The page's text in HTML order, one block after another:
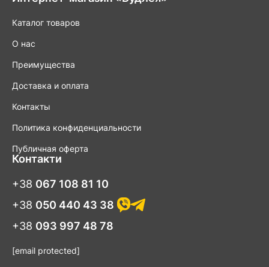
Каталог товаров
О нас
Преимущества
Доставка и оплата
Контакты
Политика конфиденциальности
Публичная оферта
Контакти
+38 067 108 81 10
+38 050 440 43 38
+38 093 997 48 78
[email protected]